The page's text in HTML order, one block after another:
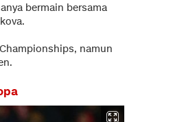
bermain bersama
namun